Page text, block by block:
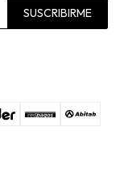
SUSCRIBIRME